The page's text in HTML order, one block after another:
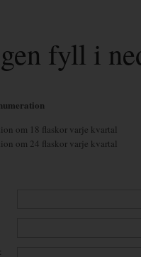
fyll i
om 18 flaskor varje kvartal
om 24 flaskor varje kvartal